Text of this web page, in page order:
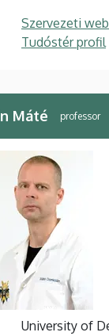
Szervezeti
Tudóstér profil
Máté professor
University of